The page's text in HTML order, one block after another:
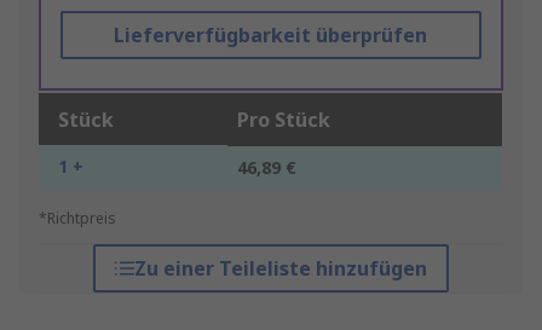
Lieferverfügbarkeit überprüfen
Stück Pro Stück
1 + 46,89 €
*Richtpreis
Zu einer Teileliste hinzufügen